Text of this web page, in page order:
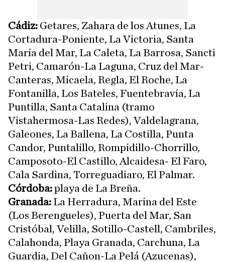
Cádiz: Getares, Zahara de los Atunes, La
Cortadura-Poniente, La Victoria, Santa
María del Mar, La Caleta, La Barrosa, Sancti
Petri, Camarón-La Laguna, Cruz del Mar-
Canteras, Micaela, Regla, El Roche, La
Fontanilla, Los Bateles, Fuentebravía, La
Puntilla, Santa Catalina (tramo
Vistahermosa-Las Redes), Valdelagrana,
Galeones, La Ballena, La Costilla, Punta
Candor, Puntalillo, Rompidillo-Chorrillo,
Camposoto-El Castillo, Alcaidesa- El Faro,
Cala Sardina, Torreguadiaro, El Palmar.
Córdoba:playa de La Breña.
Granada:La Herradura, Marina del Este
(Los Berengueles), Puerta del Mar, San
Cristóbal, Velilla, Sotillo-Castell, Cambriles,
Calahonda, Playa Granada, Carchuna, La
Guardia, Del Cañon-La Pelá (Azucenas),